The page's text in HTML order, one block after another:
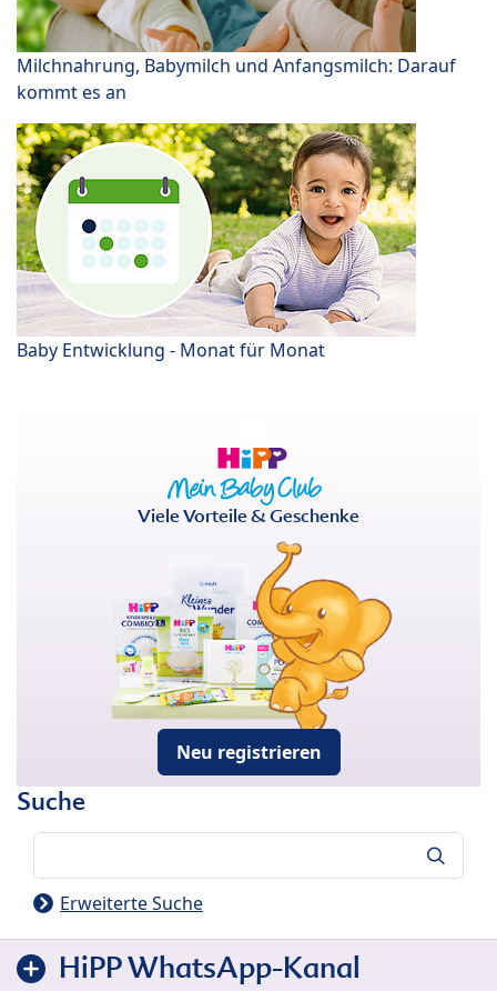
Milchnahrung, Babymilch und Anfangsmilch: Darauf
kommt es an
Baby Entwicklung - Monat für Monat
Viele Vorteile & Geschenke
Neu registrieren
Suche
Erweiterte Suche
HiPP WhatsApp-Kanal